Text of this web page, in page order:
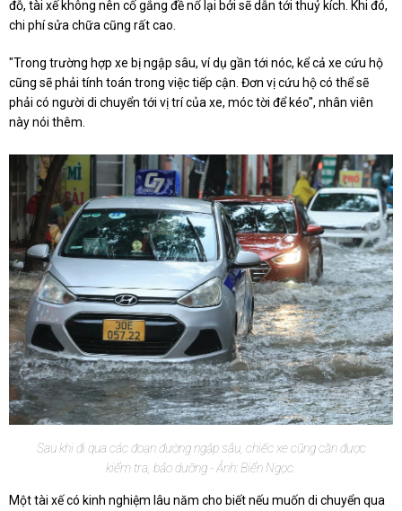
đỗ, tài xế không nên cố gắng đề nổ lại bởi sẽ dẫn tới thuỷ kích. Khi đó,
chi phí sửa chữa cũng rất cao.
"Trong trường hợp xe bị ngập sâu, ví dụ gần tới nóc, kể cả xe cứu hộ
cũng sẽ phải tính toán trong việc tiếp cận. Đơn vị cứu hộ có thể sẽ
phải có người di chuyển tới vị trí của xe, móc tời để kéo", nhân viên
này nói thêm.
Sau khi đi qua các đoạn đường ngập sâu, chiếc xe cũng cần được
kiểm tra, bảo dưỡng - Ảnh: Biển Ngọc.
Một tài xế có kinh nghiệm lâu năm cho biết nếu muốn di chuyển qua